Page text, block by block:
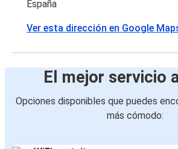
España
Ver esta dirección en Google
El mejor servicio
Opciones disponibles que puedes
más cómodo: